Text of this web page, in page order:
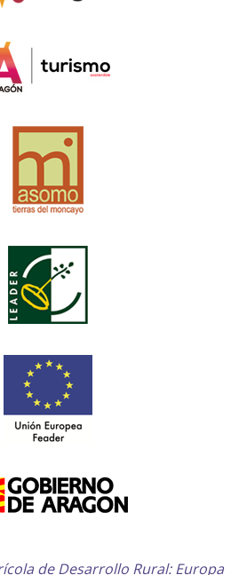
de Desarrollo Rural: Europa